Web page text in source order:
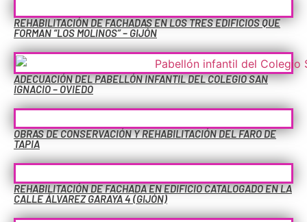
REHABILITACIÓN DE FACHADAS EN LOS TRES EDIFICIOS QUE
FORMAN “LOS MOLINOS” – GIJÓN
ADECUACIÓN DEL PABELLÓN INFANTIL DEL COLEGIO SAN
IGNACIO – OVIEDO
OBRAS DE CONSERVACIÓN Y REHABILITACIÓN DEL FARO DE
TAPIA
REHABILITACIÓN DE FACHADA EN EDIFICIO CATALOGADO EN LA
CALLE ÁLVAREZ GARAYA 4 (GIJÓN)